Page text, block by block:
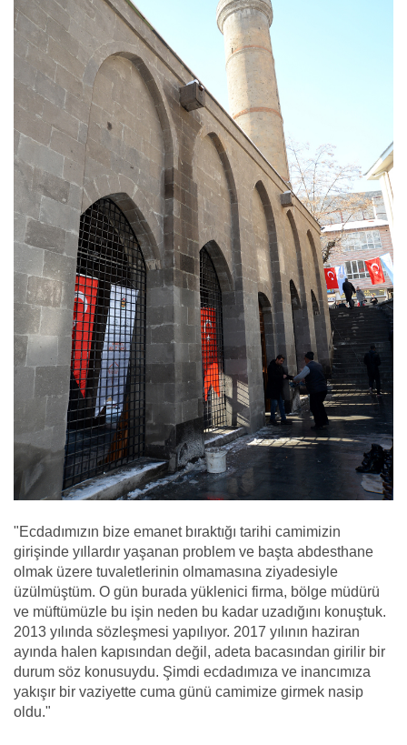
"Ecdadımızın bize emanet bıraktığı tarihi camimizin
girişinde yıllardır yaşanan problem ve başta abdesthane
olmak üzere tuvaletlerinin olmamasına ziyadesiyle
üzülmüştüm. O gün burada yüklenici firma, bölge müdürü
ve müftümüzle bu işin neden bu kadar uzadığını konuştuk.
2013 yılında sözleşmesi yapılıyor. 2017 yılının haziran
ayında halen kapısından değil, adeta bacasından girilir bir
durum söz konusuydu. Şimdi ecdadımıza ve inancımıza
yakışır bir vaziyette cuma günü camimize girmek nasip
oldu."